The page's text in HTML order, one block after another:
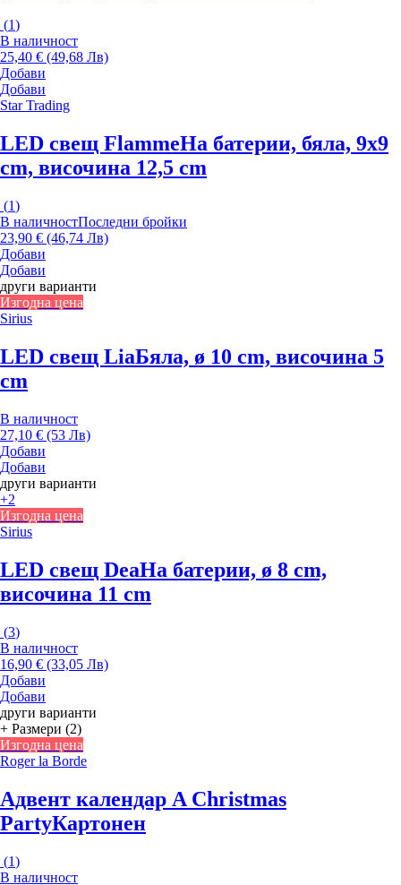
(1)
В наличност
25,40 € (49,68 Лв)
Добави
Добави
Star Trading
LED свещ FlammeНа батерии, бяла, 9x9
cm, височина 12,5 cm
(1)
В наличностПоследни бройки
23,90 € (46,74 Лв)
Добави
Добави
други варианти
Изгодна цена
Sirius
LED свещ LiaБяла, ø 10 cm, височина 5
cm
В наличност
27,10 € (53 Лв)
Добави
Добави
други варианти
+2
Изгодна цена
Sirius
LED свещ DeaНа батерии, ø 8 cm,
височина 11 cm
(3)
В наличност
16,90 € (33,05 Лв)
Добави
Добави
други варианти
+ Размери (2)
Изгодна цена
Roger la Borde
Адвент календар A Christmas
PartyКартонен
(1)
В наличност